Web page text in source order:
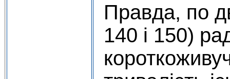
Правда, по
140 і 150)